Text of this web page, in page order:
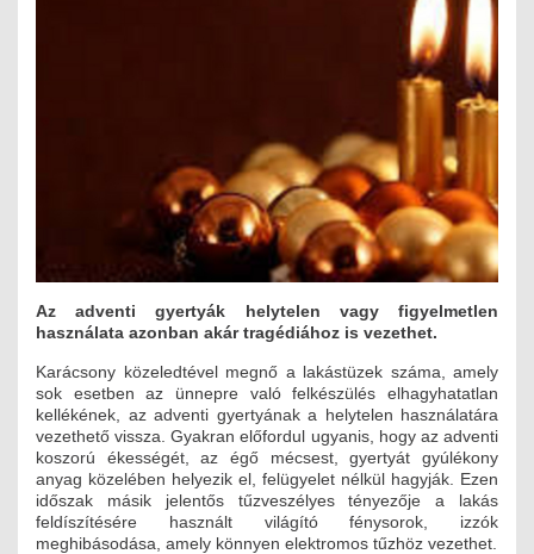
MŰKÖDÉSI DOKUMENTUMOK
KÖZÉRDEKŰ ADATOK
SZAKCSOPORTOK
ELEKTROTECHNIKAI
ÉPÜLETGÉPÉSZETI
GEODÉZIAI ÉS GEOINFORMATIKAI
KÖRNYEZETVÉDELMI
Az adventi gyertyák helytelen vagy figyelmetlen
használata azonban akár tragédiához is vezethet.
Karácsony közeledtével megnő a lakástüzek száma, amely
sok esetben az ünnepre való felkészülés elhagyhatatlan
kellékének, az adventi gyertyának a helytelen használatára
vezethető vissza. Gyakran előfordul ugyanis, hogy az adventi
koszorú ékességét, az égő mécsest, gyertyát gyúlékony
anyag közelében helyezik el, felügyelet nélkül hagyják. Ezen
időszak másik jelentős tűzveszélyes tényezője a lakás
feldíszítésére használt világító fénysorok, izzók
meghibásodása, amely könnyen elektromos tűzhöz vezethet.